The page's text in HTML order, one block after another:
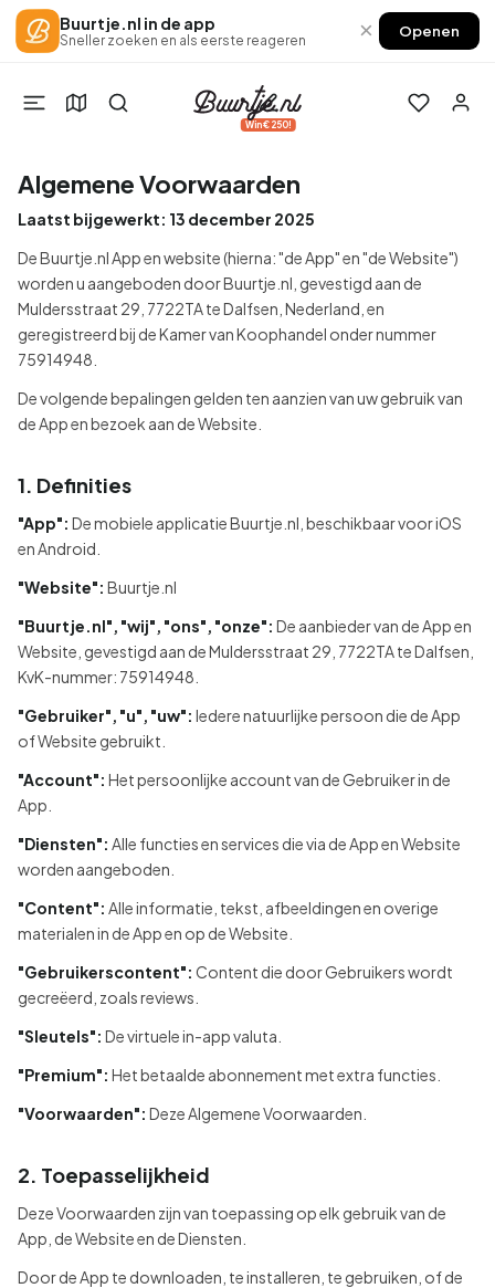
Buurtje.nl in de app
Sneller zoeken en als eerste reageren × Openen
Win €250!
Algemene Voorwaarden
Laatst bijgewerkt: 13 december 2025
De Buurtje.nl App en website (hierna: "de App" en "de Website")
worden u aangeboden door Buurtje.nl, gevestigd aan de
Muldersstraat 29, 7722TA te Dalfsen, Nederland, en
geregistreerd bij de Kamer van Koophandel onder nummer
75914948.
De volgende bepalingen gelden ten aanzien van uw gebruik van
de App en bezoek aan de Website.
1. Definities
"App": De mobiele applicatie Buurtje.nl, beschikbaar voor iOS
en Android.
"Website": Buurtje.nl
"Buurtje.nl", "wij", "ons", "onze": De aanbieder van de App en
Website, gevestigd aan de Muldersstraat 29, 7722TA te Dalfsen,
KvK-nummer: 75914948.
"Gebruiker", "u", "uw": Iedere natuurlijke persoon die de App
of Website gebruikt.
"Account": Het persoonlijke account van de Gebruiker in de
App.
"Diensten": Alle functies en services die via de App en Website
worden aangeboden.
"Content": Alle informatie, tekst, afbeeldingen en overige
materialen in de App en op de Website.
"Gebruikerscontent": Content die door Gebruikers wordt
gecreëerd, zoals reviews.
"Sleutels": De virtuele in-app valuta.
"Premium": Het betaalde abonnement met extra functies.
"Voorwaarden": Deze Algemene Voorwaarden.
2. Toepasselijkheid
Deze Voorwaarden zijn van toepassing op elk gebruik van de
App, de Website en de Diensten.
Door de App te downloaden, te installeren, te gebruiken, of de